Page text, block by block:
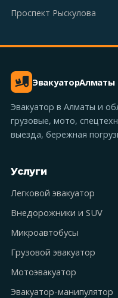
Проспект Рыскулова
ЭвакуаторАлматы
Эвакуатор в Алматы и
грузовые, мото,
выезда, бережная
Услуги
Легковой эвакуатор
Внедорожники и SUV
Микроавтобусы
Грузовой эвакуатор
Мотоэвакуатор
Эвакуатор-манипулятор